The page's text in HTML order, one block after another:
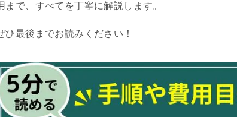
まで、すべてを丁寧に解説します。
ひ最後までお読みください！